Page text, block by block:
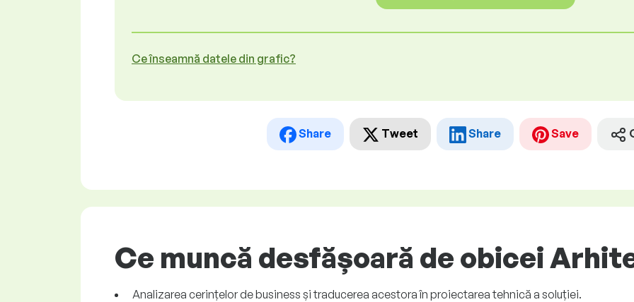
Ce înseamnă datele din grafic?
Share Tweet Share Save
Ce muncă desfășoară de obicei
Analizarea cerințelor de business și traducerea acestora în proiectarea tehnică a soluției.